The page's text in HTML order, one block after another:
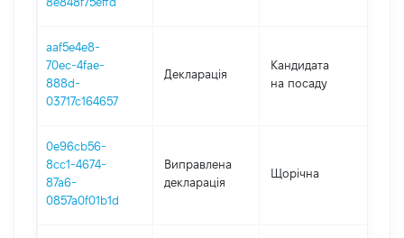
aaf5e4e8-
70ec-4fae-
888d-
03717c164657
Декларація
Кандидата
на посаду
0e96cb56-
8cc1-4674-
87a6-
0857a0f01b1d
Виправлена
декларація
Щорічна